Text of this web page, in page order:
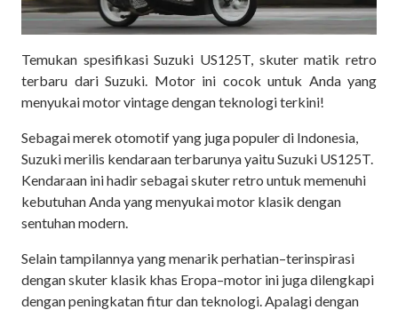
Temukan spesifikasi Suzuki US125T, skuter matik retro
terbaru dari Suzuki. Motor ini cocok untuk Anda yang
menyukai motor vintage dengan teknologi terkini!
Sebagai merek otomotif yang juga populer di Indonesia,
Suzuki merilis kendaraan terbarunya yaitu Suzuki US125T.
Kendaraan ini hadir sebagai skuter retro untuk memenuhi
kebutuhan Anda yang menyukai motor klasik dengan
sentuhan modern.
Selain tampilannya yang menarik perhatian–terinspirasi
dengan skuter klasik khas Eropa–motor ini juga dilengkapi
dengan peningkatan fitur dan teknologi. Apalagi dengan